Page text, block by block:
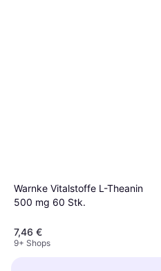
Warnke Vitalstoffe L-Theanin
500 mg 60 Stk.
7,46 €
9+ Shops